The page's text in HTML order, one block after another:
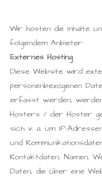
Wir hosten die Inhalte
folgendem Anbieter:
Externes Hosting
Diese Website wird
personenbezogenen
erfasst werden,
Hosters / der Hoster
sich v. a. um IP-
und
Kontaktdaten, Namen,
Daten, die über eine